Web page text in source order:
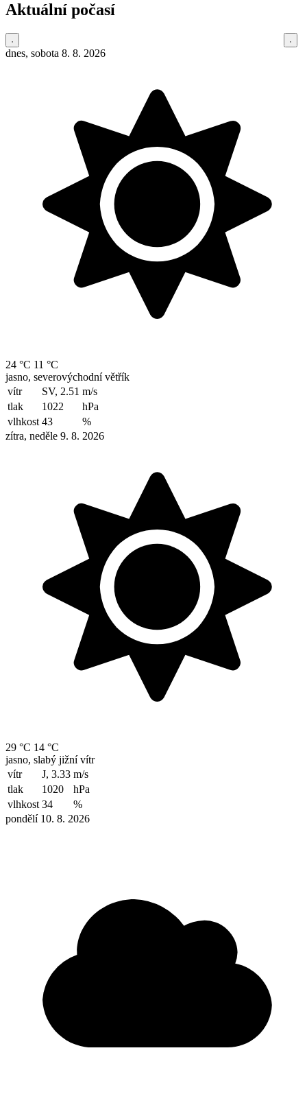
Aktuální počasí
dnes, sobota 8. 8. 2026
24 °C 11 °C
jasno, severovýchodní větřík
vítr
SV, 2.51 m/s
tlak
1022
hPa
vlhkost 43
%
zítra, neděle 9. 8. 2026
29 °C 14 °C
jasno, slabý jižní vítr
vítr
J, 3.33 m/s
tlak
1020
hPa
vlhkost 34
%
pondělí 10. 8. 2026